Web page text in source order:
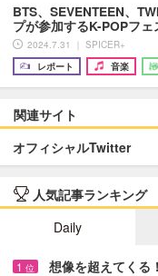
BTS、SEVENTEEN、
プが参加するK-POPフ
2024.7.31 ｜ SPICER+
レポート
音楽
関連サイト
オフィシャルTwitter
人気記事ランキング
Daily
1 位 想像を超えてくる